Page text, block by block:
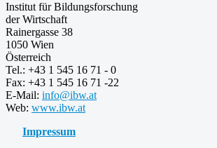
Institut für Bildungsforschung
der Wirtschaft
Rainergasse 38
1050 Wien
Österreich
Tel.: +43 1 545 16 71 - 0
Fax: +43 1 545 16 71 -22
E-Mail: info@ibw.at
Web: www.ibw.at
Impressum